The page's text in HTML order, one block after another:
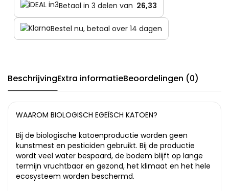
Betaal in 3 delen van 26,33
Bestel nu, betaal over 14 dagen
BeschrijvingExtra informatieBeoordelingen (0)
WAAROM BIOLOGISCH EGEÏSCH KATOEN?
Bij de biologische katoenproductie worden geen
kunstmest en pesticiden gebruikt. Bij de productie
wordt veel water bespaard, de bodem blijft op lange
termijn vruchtbaar en gezond, het klimaat en het hele
ecosysteem worden beschermd.